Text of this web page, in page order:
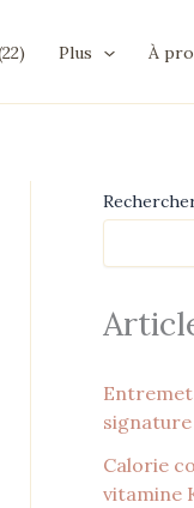
Plus À
signature
Calorie
vitamine